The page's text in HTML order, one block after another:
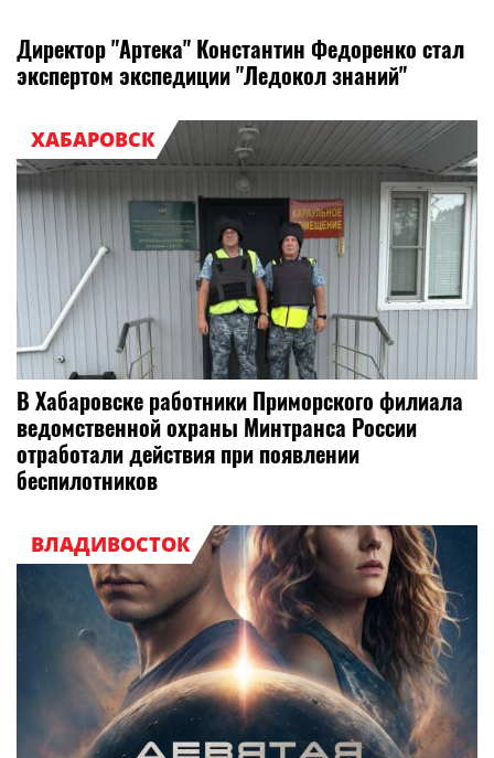
Директор "Артека" Константин Федоренко стал
экспертом экспедиции "Ледокол знаний"
ХАБАРОВСК
В Хабаровске работники Приморского филиала
ведомственной охраны Минтранса России
отработали действия при появлении
беспилотников
ВЛАДИВОСТОК